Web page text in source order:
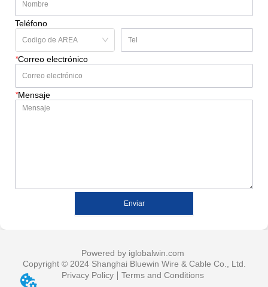
Teléfono
*Correo electrónico
*Mensaje
Enviar
Powered by iglobalwin.com
Copyright © 2024 Shanghai Bluewin Wire & Cable Co., Ltd.
Privacy Policy
Terms and Conditions